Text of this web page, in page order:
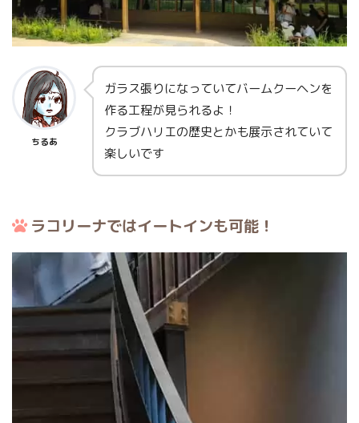
ちるあ
ガラス張りになっていてバームクーヘンを
作る工程が見られるよ！
クラブハリエの歴史とかも展示されていて
楽しいです
ラコリーナではイートインも可能！